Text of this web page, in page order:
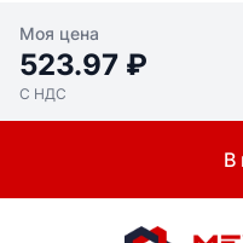
Моя цена
523.97 ₽
С НДС
В